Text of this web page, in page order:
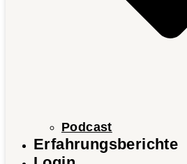
Podcast
Erfahrungsberichte